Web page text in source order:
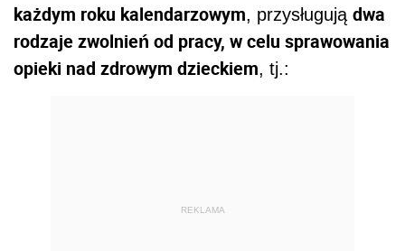
każdym roku kalendarzowym, przysługują dwa
rodzaje zwolnień od pracy, w celu sprawowania
opieki nad zdrowym dzieckiem, tj.:
REKLAMA